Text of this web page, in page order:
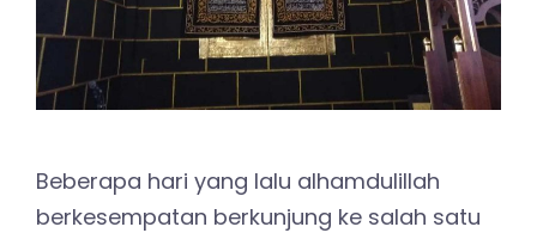
Beberapa hari yang lalu alhamdulillah
berkesempatan berkunjung ke salah satu